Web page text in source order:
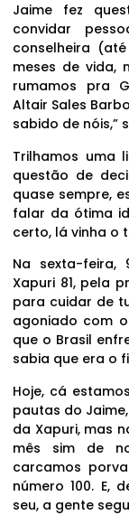
Jaime fez
convidar
conselheira
meses de vida,
rumamos pra
Altair Sales
sabido de nóis,”
Trilhamos uma
questão de
quase sempre,
falar da ótima
certo, lá vinha o
Na sexta-feira,
Xapuri 81, pela
para cuidar de
agoniado com
que o Brasil
sabia que era o
Hoje, cá
pautas do
da Xapuri, mas
mês sim de
carcamos
número 100. E,
seu, a gente